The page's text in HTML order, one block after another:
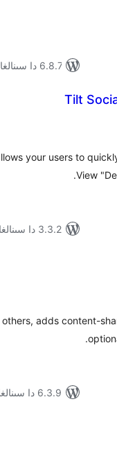
6.8.7 دا سىنالغان
Tilt
your users to
View
3.3.2 دا سىنالغان
adds content-
6.3.9 دا سىنالغان